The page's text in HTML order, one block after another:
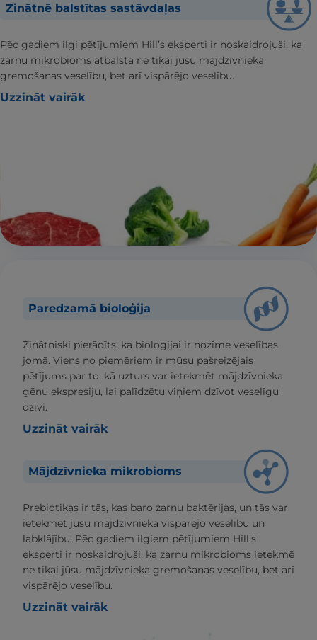
Zinātnē balstītas sastāvdaļas
Pēc gadiem ilgi pētījumiem Hill’s eksperti ir noskaidrojuši, ka
zarnu mikrobioms atbalsta ne tikai jūsu mājdzīvnieka
gremošanas veselību, bet arī vispārējo veselību.
Uzzināt vairāk
Paredzamā bioloģija
Zinātniski pierādīts, ka bioloģijai ir nozīme veselības
jomā. Viens no piemēriem ir mūsu pašreizējais
pētījums par to, kā uzturs var ietekmēt mājdzīvnieka
gēnu ekspresiju, lai palīdzētu viņiem dzīvot veselīgu
dzīvi.
Uzzināt vairāk
Mājdzīvnieka mikrobioms
Prebiotikas ir tās, kas baro zarnu baktērijas, un tās var
ietekmēt jūsu mājdzīvnieka vispārējo veselību un
labklājību. Pēc gadiem ilgiem pētījumiem Hill’s
eksperti ir noskaidrojuši, ka zarnu mikrobioms ietekmē
ne tikai jūsu mājdzīvnieka gremošanas veselību, bet arī
vispārējo veselību.
Uzzināt vairāk